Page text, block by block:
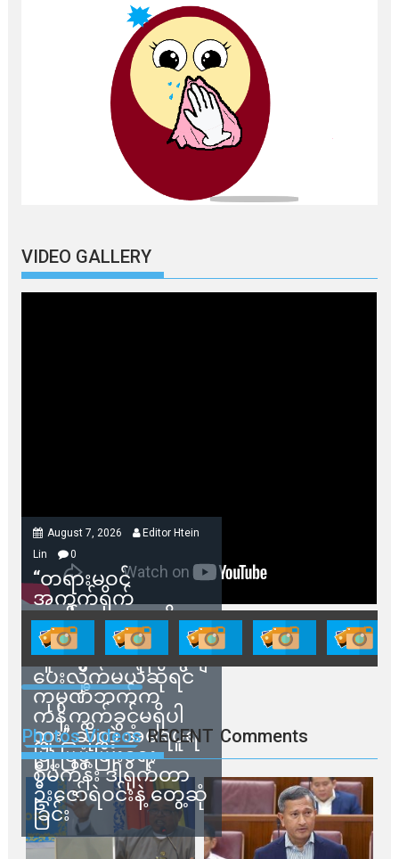
VIDEO GALLERY
August 7, 2026
Editor Htein
Lin
0
“တရားမဝင်
အကွက်ရိုက်
ရောင်းချမှုတွေကို
သက်ဆိုင်ရာတာဝန်ရှိ
သူတွေက ဂရန်တွေချ
ပေးလိုက်မယ်ဆိုရင်
ကုမ္ပဏီဘက်က
ကန့်ကွက်ခွင့်မရှိပါ
ဘူး” ဆိုတဲ့ အမရပူရ
မြို့ပြဖွံ့ဖြိုးရေး
စီမံကိန်း ဒါရိုက်တာ
ဦးဇော်ရဲဝင်းနဲ့ တွေ့ဆုံ
ခြင်း
Photos Videos RECENT Comments